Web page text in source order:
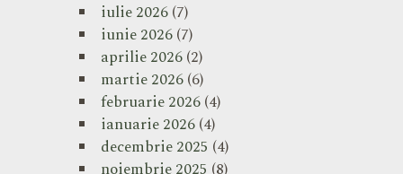
iulie 2026(7)
iunie 2026(7)
aprilie 2026(2)
martie 2026(6)
februarie 2026(4)
ianuarie 2026(4)
decembrie 2025 (4)